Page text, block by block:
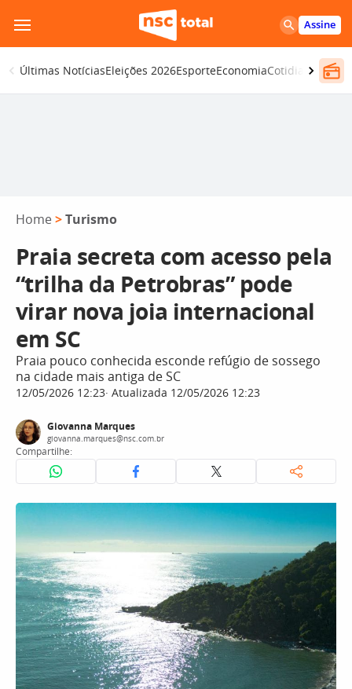
para
o
conteúdo
Assine
Últimas NotíciasEleições 2026EsporteEconomiaCotidiano
Home >Turismo
Praia secreta com acesso pela
“trilha da Petrobras” pode
virar nova joia internacional
em SC
Praia pouco conhecida esconde refúgio de sossego
na cidade mais antiga de SC
12/05/2026 12:23 Atualizada 12/05/2026 12:23
Giovanna Marques
giovanna.marques@nsc.com.br
Compartilhe: